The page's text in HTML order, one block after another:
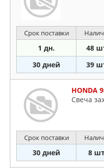
Срок поставки
1 дн. 48
30 дней 39
HONDA
Свеча
Срок поставки
30 дней 8